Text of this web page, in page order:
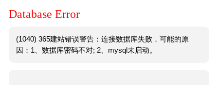
Database Error
(1040) 365建站错误警告：连接数据库失败，可能的原
因：1、数据库密码不对; 2、mysql未启动。